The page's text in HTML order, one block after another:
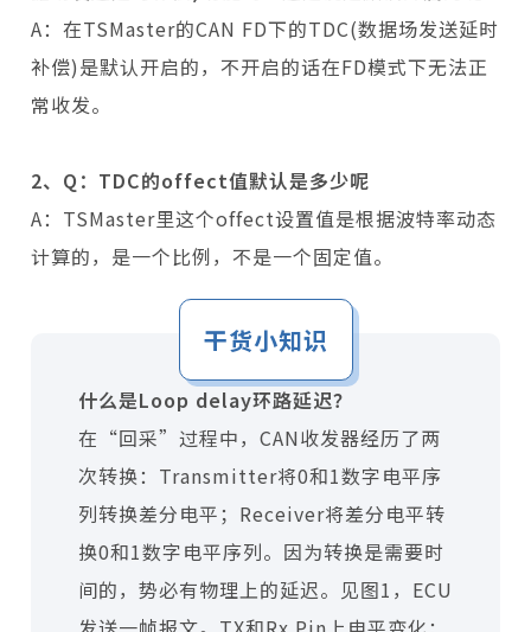
A：在TSMaster的CAN FD下的TDC(数据场发送延时
补偿)是默认开启的，不开启的话在FD模式下无法正
常收发。
2、Q：TDC的offect值默认是多少呢
A：TSMaster里这个offect设置值是根据波特率动态
计算的，是一个比例，不是一个固定值。
干货小知识
什么是Loop delay环路延迟？
在“回采”过程中，CAN收发器经历了两
次转换：Transmitter将0和1数字电平序
列转换差分电平；Receiver将差分电平转
换0和1数字电平序列。因为转换是需要时
间的，势必有物理上的延迟。见图1，ECU